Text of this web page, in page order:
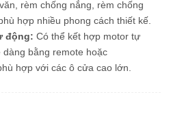
rèm chống nắng, rèm chống
hợp nhiều phong cách thiết kế.
động: Có thể kết hợp motor tự
bằng remote hoặc
hợp với các ô cửa cao lớn.